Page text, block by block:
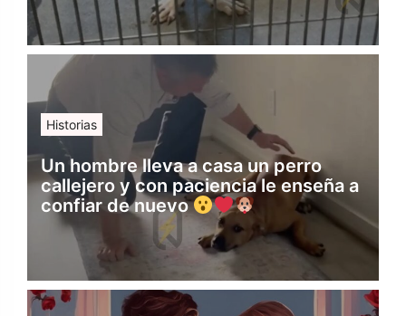
Historias
Un hombre lleva a casa un perro
callejero y con paciencia le enseña a
confiar de nuevo